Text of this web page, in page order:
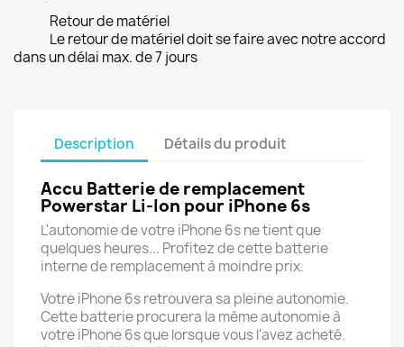
Retour de matériel
Le retour de matériel doit se faire avec notre accord
dans un délai max. de 7 jours
Description Détails du produit
Accu Batterie de remplacement
Powerstar Li-Ion pour iPhone 6s
L'autonomie de votre iPhone 6s ne tient que
quelques heures... Profitez de cette batterie
interne de remplacement à moindre prix.
Votre iPhone 6s retrouvera sa pleine autonomie.
Cette batterie procurera la même autonomie à
votre iPhone 6s que lorsque vous l'avez acheté.